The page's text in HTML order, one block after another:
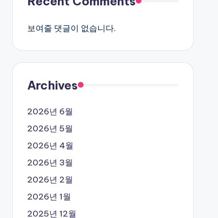
보여줄 댓글이 없습니다.
Archives
2026년 6월
2026년 5월
2026년 4월
2026년 3월
2026년 2월
2026년 1월
2025년 12월